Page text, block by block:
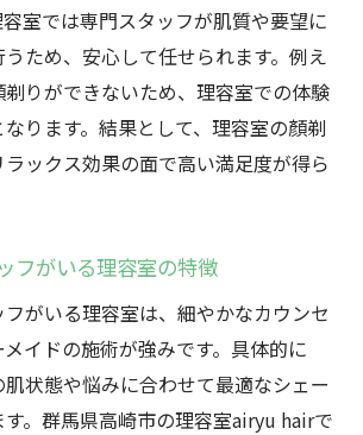
室では専門スタッフが肌質や要望に
ため、安心して任せられます。例え
りができないため、理容室での体験
ります。結果として、理容室の顏剃
ックス効果の面で高い満足度が得ら
フがいる理容室の特徴
がいる理容室は、細やかなカウンセ
イドの施術が強みです。具体的に
状態や悩みに合わせて最適なシェー
す。群馬県高崎市の理容室airyu hairで